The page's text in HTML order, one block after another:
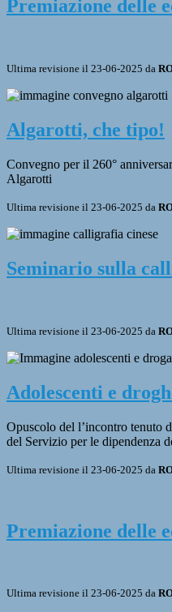
Premiazione delle
Ultima revisione il 23-06-2025 da
Algarotti, che tipo!
Convegno per il 260°
Algarotti
Ultima revisione il 23-06-2025 da
Seminario sulla
Ultima revisione il 23-06-2025 da
Adolescenti e
Opuscolo del l’incontro tenuto
del Servizio per le dipendenza
Ultima revisione il 23-06-2025 da
Premiazione delle
Ultima revisione il 23-06-2025 da